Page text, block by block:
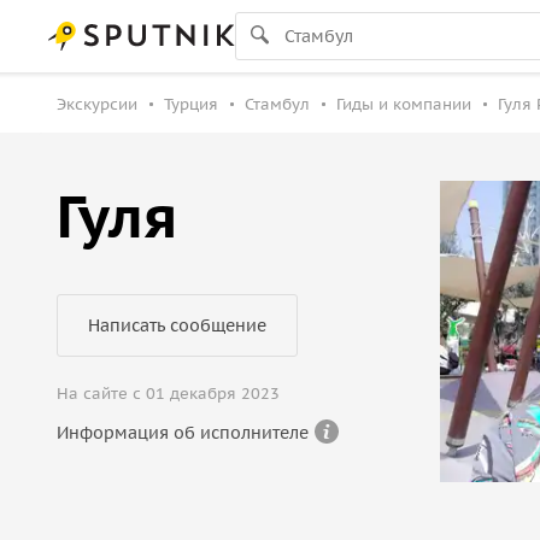
Экскурсии Турция Стамбул Гиды и компании Гуля
Гуля
Написать сообщение
На сайте с 01 декабря 2023
Информация об исполнителе